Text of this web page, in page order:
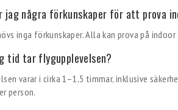
jag några förkunskaper för att prova
inga förkunskaper. Alla kan prova på
tid tar flygupplevelsen?
varar i cirka 1–1,5 timmar, inklusive
person.